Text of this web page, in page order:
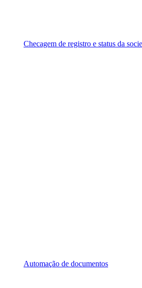
Checagem de registro e status da
Automação de documentos